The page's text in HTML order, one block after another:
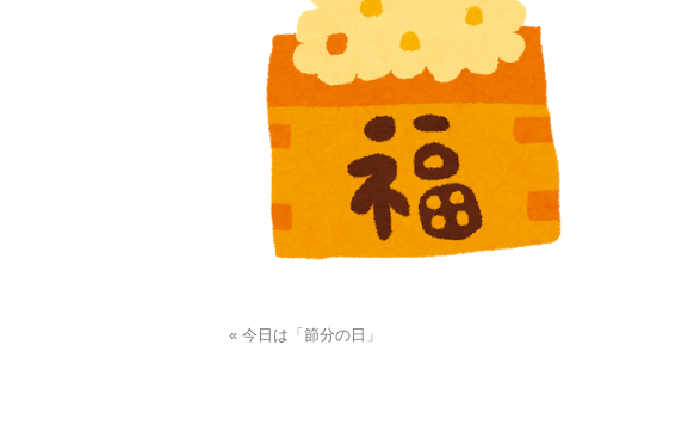
« 今日は「節分の日」